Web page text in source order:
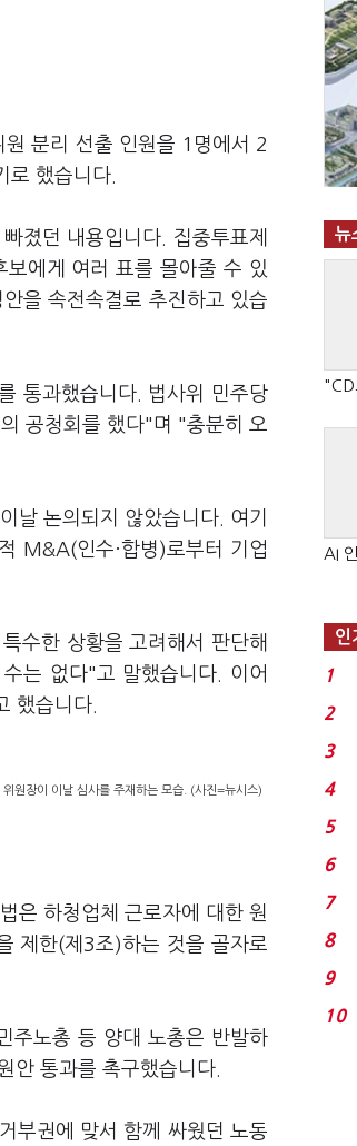
분리 선출 인원을 1명에서 2
로 했습니다.
졌던 내용입니다. 집중투표제
에게 여러 표를 몰아줄 수 있
을 속전속결로 추진하고 있습
통과했습니다. 법사위 민주당
공청회를 했다"며 "충분히 오
날 논의되지 않았습니다. 여기
M&A(인수·합병)로부터 기업
수한 상황을 고려해서 판단해
는 없다"고 말했습니다. 이어
했습니다.
원장이 이날 심사를 주재하는 모습. (사진=뉴시스)
은 하청업체 근로자에 대한 원
제한(제3조)하는 것을 골자로
주노총 등 양대 노총은 반발하
안 통과를 촉구했습니다.
부권에 맞서 함께 싸웠던 노동
뉴
"CD
AI
인
1
2
3
4
5
6
7
8
9
10